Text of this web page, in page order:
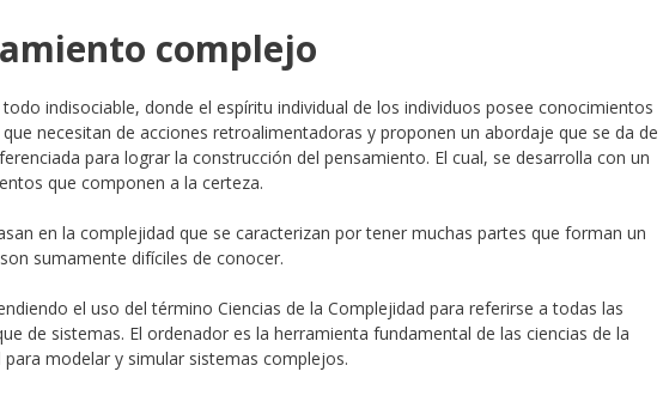
complejo
indisociable, donde el espíritu individual de los individuos posee conocimientos
necesitan de acciones retroalimentadoras y proponen un abordaje que se da de
para lograr la construcción del pensamiento. El cual, se desarrolla con un
que componen a la certeza.
en la complejidad que se caracterizan por tener muchas partes que forman un
sumamente difíciles de conocer.
el uso del término Ciencias de la Complejidad para referirse a todas las
de sistemas. El ordenador es la herramienta fundamental de las ciencias de la
modelar y simular sistemas complejos.